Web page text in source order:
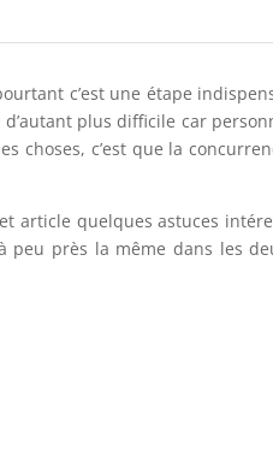
c’est une étape
plus difficile car
choses, c’est que la
article quelques astuces
près la même dans les